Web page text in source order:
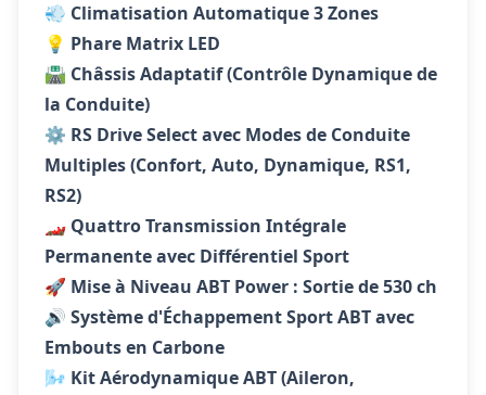
💨 Climatisation Automatique 3 Zones
💡 Phare Matrix LED
🛣️ Châssis Adaptatif (Contrôle Dynamique de
la Conduite)
⚙️ RS Drive Select avec Modes de Conduite
Multiples (Confort, Auto, Dynamique, RS1,
RS2)
🏎️ Quattro Transmission Intégrale
Permanente avec Différentiel Sport
🚀 Mise à Niveau ABT Power : Sortie de 530 ch
🔊 Système d'Échappement Sport ABT avec
Embouts en Carbone
🌬️ Kit Aérodynamique ABT (Aileron,